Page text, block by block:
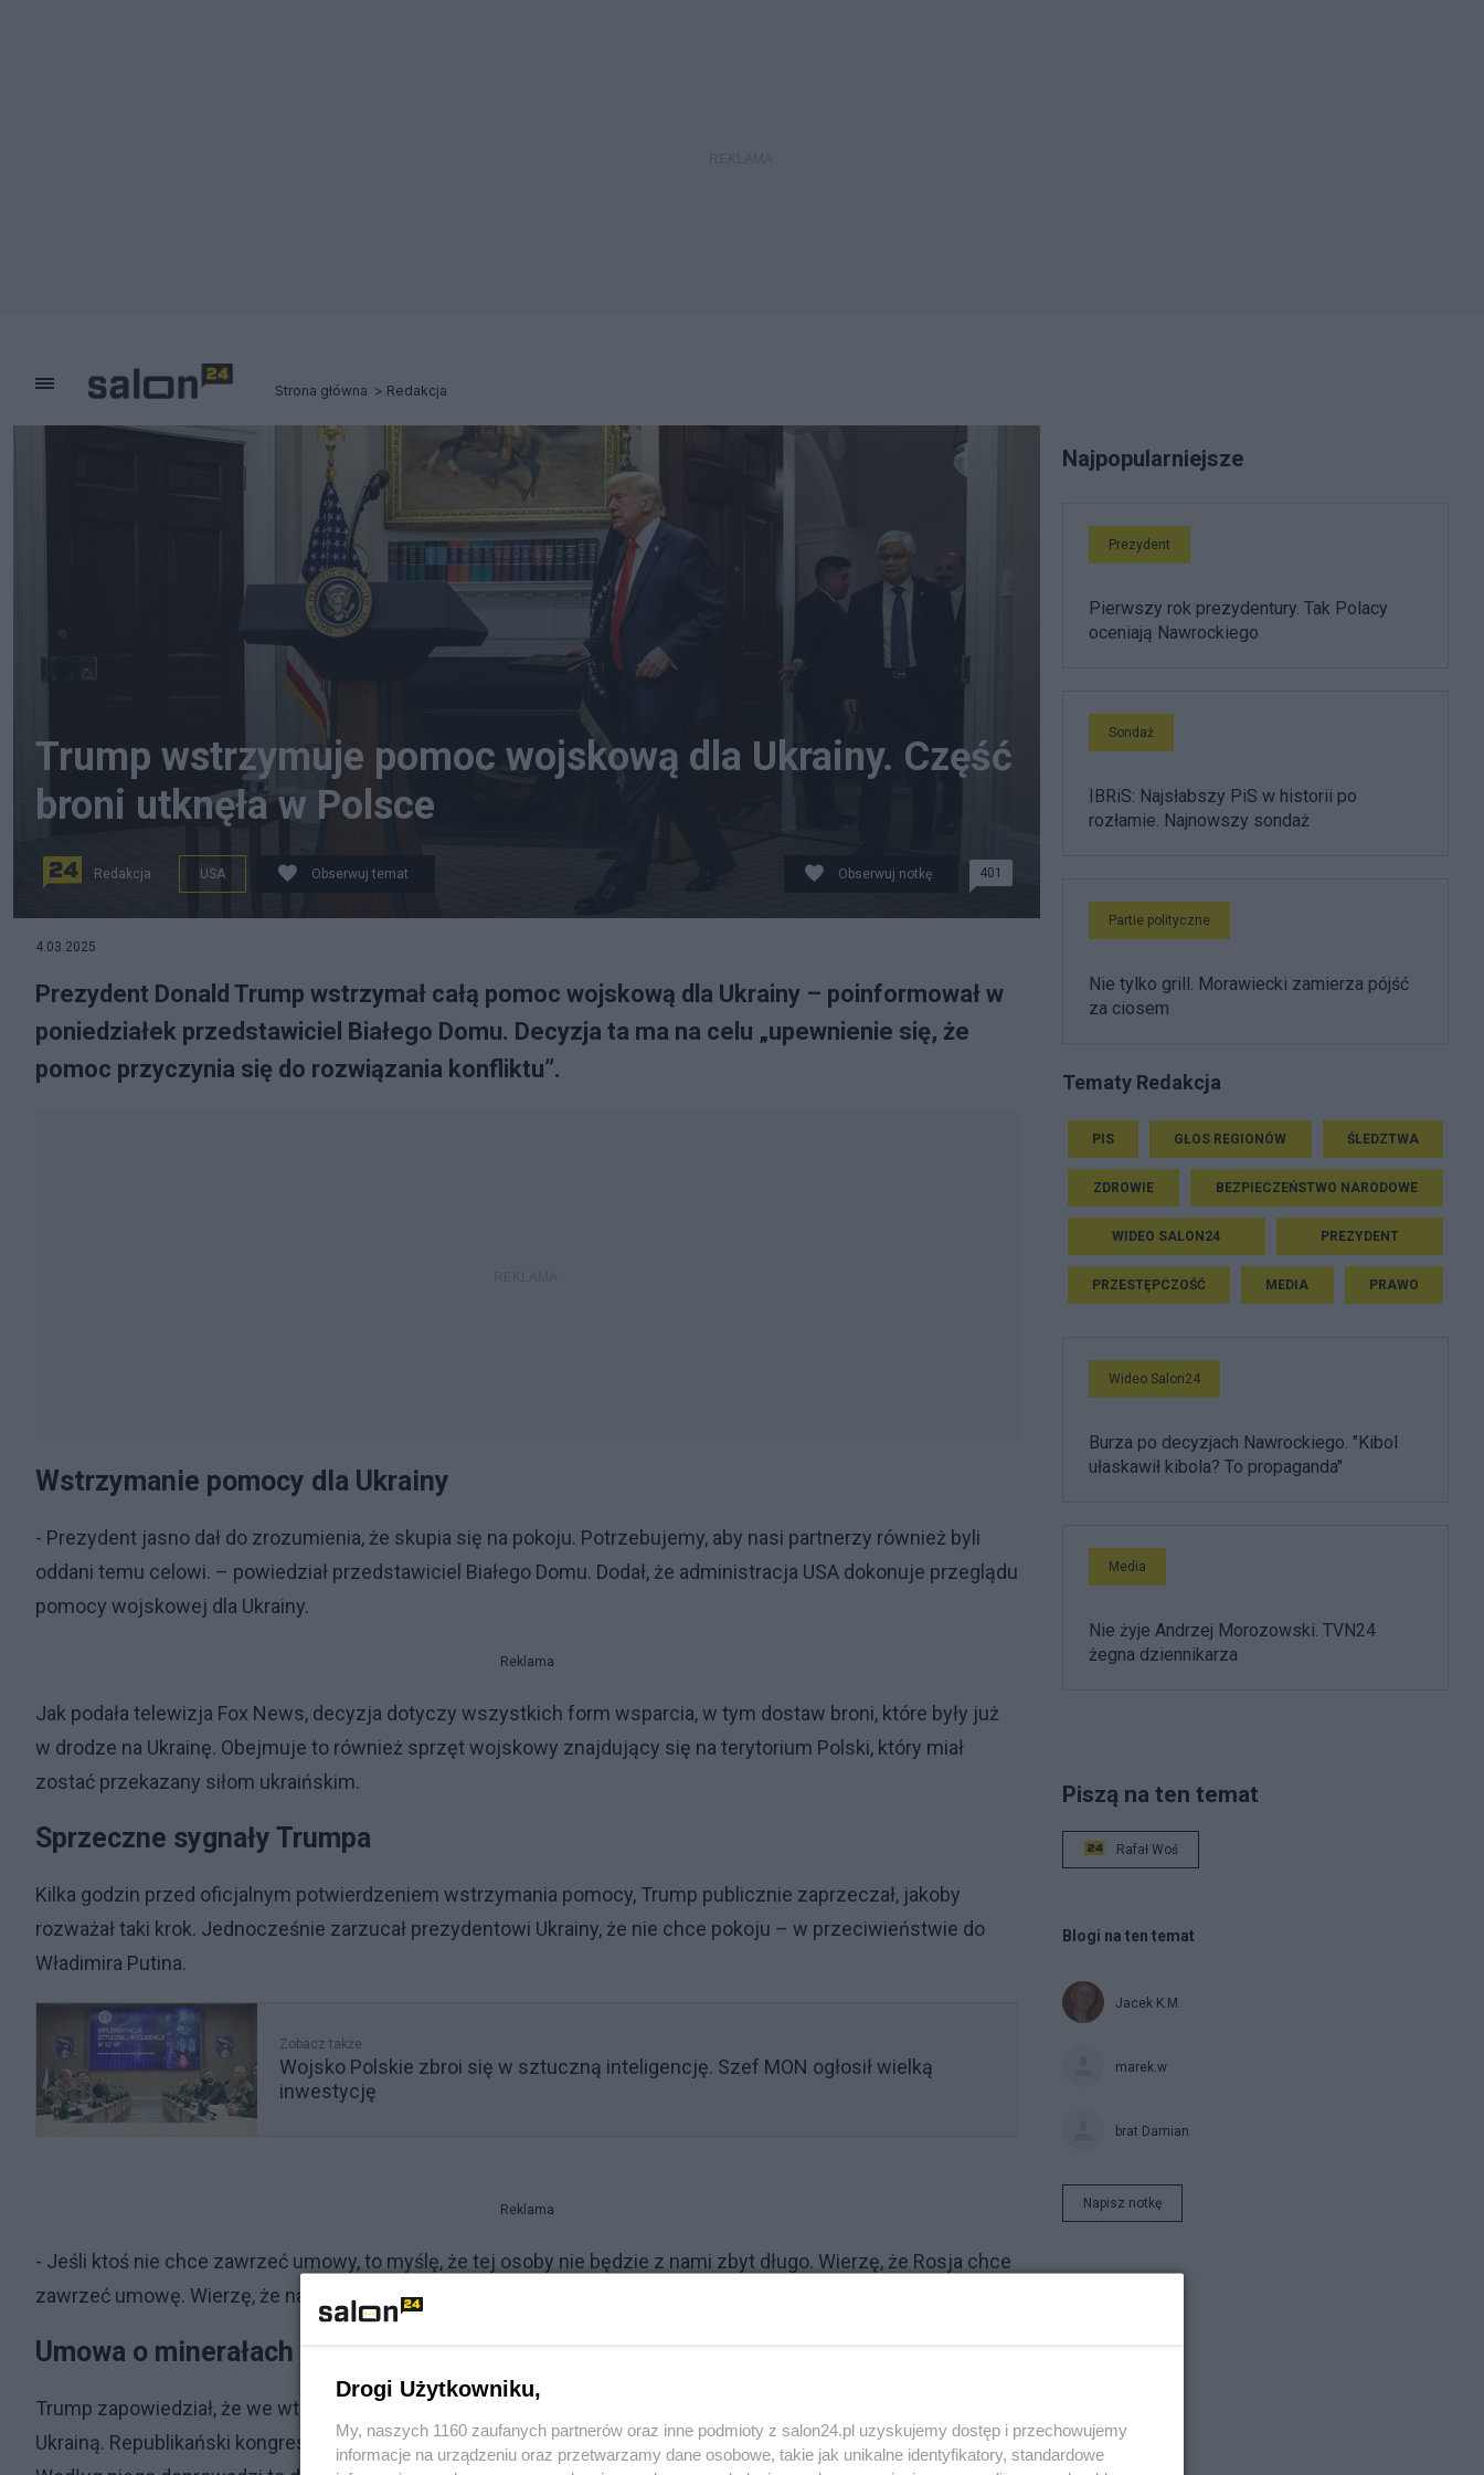
Strona główna Redakcja
Trump wstrzymuje pomoc wojskową dla Ukrainy. Część
broni utknęła w Polsce
Redakcja USA Obserwuj temat Obserwuj notkę 401
4.03.2025
Prezydent Donald Trump wstrzymał całą pomoc wojskową dla Ukrainy – poinformował w
poniedziałek przedstawiciel Białego Domu. Decyzja ta ma na celu „upewnienie się, że
pomoc przyczynia się do rozwiązania konfliktu”.
Wstrzymanie pomocy dla Ukrainy
- Prezydent jasno dał do zrozumienia, że skupia się na pokoju. Potrzebujemy, aby nasi partnerzy również byli
oddani temu celowi. – powiedział przedstawiciel Białego Domu. Dodał, że administracja USA dokonuje przeglądu
pomocy wojskowej dla Ukrainy.
Reklama
Jak podała telewizja Fox News, decyzja dotyczy wszystkich form wsparcia, w tym dostaw broni, które były już
w drodze na Ukrainę. Obejmuje to również sprzęt wojskowy znajdujący się na terytorium Polski, który miał
zostać przekazany siłom ukraińskim.
Sprzeczne sygnały Trumpa
Kilka godzin przed oficjalnym potwierdzeniem wstrzymania pomocy, Trump publicznie zaprzeczał, jakoby
rozważał taki krok. Jednocześnie zarzucał prezydentowi Ukrainy, że nie chce pokoju – w przeciwieństwie do
Władimira Putina.
Zobacz także
Wojsko Polskie zbroi się w sztuczną inteligencję. Szef MON ogłosił wielką
inwestycję
Reklama
- Jeśli ktoś nie chce zawrzeć umowy, to myślę, że tej osoby nie będzie z nami zbyt długo. Wierzę, że Rosja chce
zawrzeć umowę. Wierzę, że naród ukraiński również tego chce. – powiedział Trump.
Umowa o minerałach warunkiem wsparcia?
Trump zapowiedział, że we wtorek w orędziu przed Kongresem ogłosi porozumienie dotyczące minerałów z
Ukrainą. Republikański kongresmen Brian Fitzpatrick potwierdził, że umowa ma zostać wkrótce podpisana.
Najpopularniejsze
Prezydent
Pierwszy rok prezydentury. Tak Polacy
oceniają Nawrockiego
Sondaż
IBRiS: Najsłabszy PiS w historii po
rozłamie. Najnowszy sondaż
Partie polityczne
Nie tylko grill. Morawiecki zamierza pójść
za ciosem
Tematy Redakcja
PIS GŁOS REGIONÓW ŚLEDZTWA
ZDROWIE BEZPIECZEŃSTWO NARODOWE
WIDEO SALON24 PREZYDENT
PRZESTĘPCZOŚĆ MEDIA PRAWO
Wideo Salon24
Burza po decyzjach Nawrockiego. "Kibol
ułaskawił kibola? To propaganda"
Media
Nie żyje Andrzej Morozowski. TVN24
żegna dziennikarza
Piszą na ten temat
Rafał Woś
Blogi na ten temat
Jacek K.M.
marek.w
brat Damian
Napisz notkę
Drogi Użytkowniku,
My, naszych 1160 zaufanych partnerów oraz inne podmioty z salon24.pl uzyskujemy dostęp i przechowujemy
informacje na urządzeniu oraz przetwarzamy dane osobowe, takie jak unikalne identyfikatory, standardowe